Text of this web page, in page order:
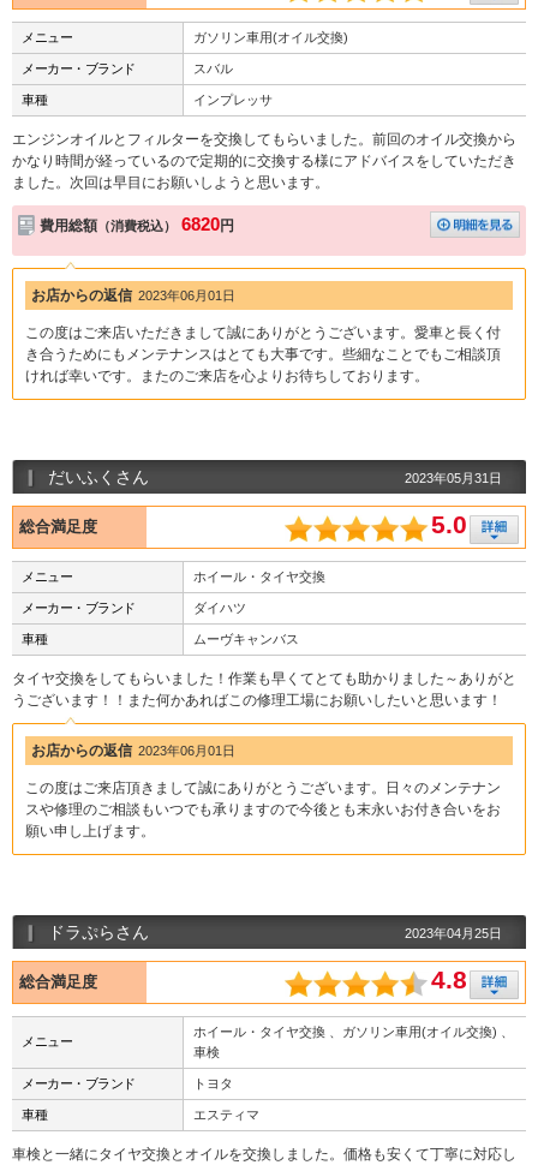
メニュー ガソリン車用(オイル交換)
メーカー・ブランド スバル
車種 インプレッサ
エンジンオイルとフィルターを交換してもらいました。前回のオイル交換から
かなり時間が経っているので定期的に交換する様にアドバイスをしていただき
ました。次回は早目にお願いしようと思います。
費用総額 （消費税込） 6820円
お店からの返信 2023年06月01日
この度はご来店いただきまして誠にありがとうございます。愛車と長く付
き合うためにもメンテナンスはとても大事です。些細なことでもご相談頂
ければ幸いです。またのご来店を心よりお待ちしております。
だいふくさん 2023年05月31日
総合満足度 5.0
メニュー ホイール・タイヤ交換
メーカー・ブランド ダイハツ
車種 ムーヴキャンバス
タイヤ交換をしてもらいました！作業も早くてとても助かりました～ありがと
うございます！！また何かあればこの修理工場にお願いしたいと思います！
お店からの返信 2023年06月01日
この度はご来店頂きまして誠にありがとうございます。日々のメンテナン
スや修理のご相談もいつでも承りますので今後とも末永いお付き合いをお
願い申し上げます。
ドラぷらさん 2023年04月25日
総合満足度 4.8
メニュー
ホイール・タイヤ交換 、ガソリン車用(オイル交換) 、
車検
メーカー・ブランド トヨタ
車種 エスティマ
車検と一緒にタイヤ交換とオイルを交換しました。価格も安くて丁寧に対応し